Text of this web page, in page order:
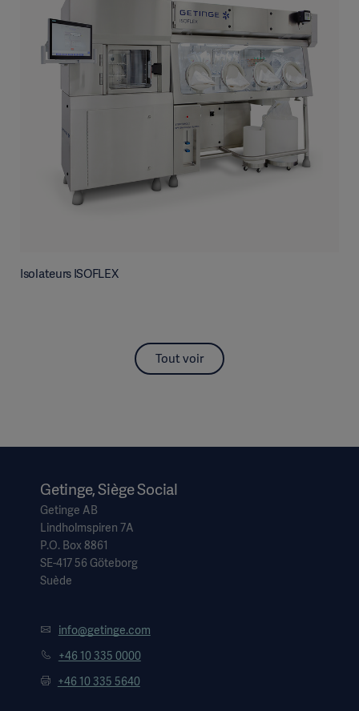
Isolateurs ISOFLEX
Tout voir
Getinge, Siège Social
Getinge AB
Lindholmspiren 7A
P.O. Box 8861
SE-417 56 Göteborg
Suède
info@getinge.com
+46 10 335 0000
+46 10 335 5640